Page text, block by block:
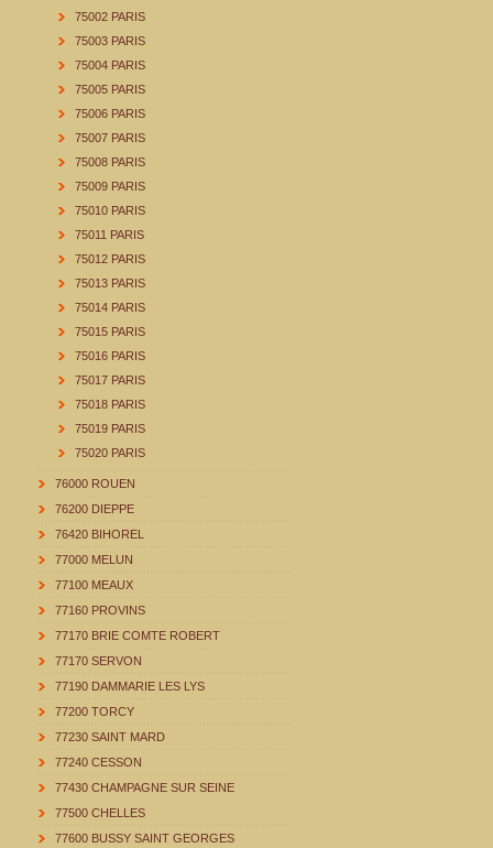
75002 PARIS
75003 PARIS
75004 PARIS
75005 PARIS
75006 PARIS
75007 PARIS
75008 PARIS
75009 PARIS
75010 PARIS
75011 PARIS
75012 PARIS
75013 PARIS
75014 PARIS
75015 PARIS
75016 PARIS
75017 PARIS
75018 PARIS
75019 PARIS
75020 PARIS
76000 ROUEN
76200 DIEPPE
76420 BIHOREL
77000 MELUN
77100 MEAUX
77160 PROVINS
77170 BRIE COMTE ROBERT
77170 SERVON
77190 DAMMARIE LES LYS
77200 TORCY
77230 SAINT MARD
77240 CESSON
77430 CHAMPAGNE SUR SEINE
77500 CHELLES
77600 BUSSY SAINT GEORGES